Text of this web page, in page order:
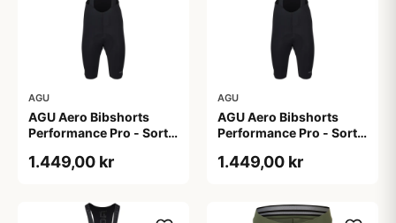
AGU
AGU Aero Bibshorts
Performance Pro - Sort -
1.449,00 kr
AGU
AGU Aero Bibshorts
Performance Pro - Sort -
1.449,00 kr